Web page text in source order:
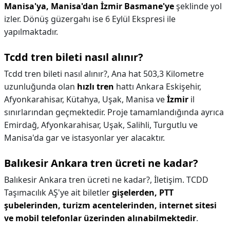
Manisa'ya, Manisa'dan İzmir Basmane'yeşeklinde yol
izler. Dönüş güzergahı ise 6 Eylül Ekspresi ile
yapılmaktadır.
Tcdd tren bileti nasıl alınır?
Tcdd tren bileti nasıl alınır?, Ana hat 503,3 Kilometre
uzunluğunda olan hızlı tren hattı Ankara Eskişehir,
Afyonkarahisar, Kütahya, Uşak, Manisa veİzmir il
sınırlarından geçmektedir. Proje tamamlandığında ayrıca
Emirdağ, Afyonkarahisar, Uşak, Salihli, Turgutlu ve
Manisa'da gar ve istasyonlar yer alacaktır.
Balıkesir Ankara tren ücreti ne kadar?
Balıkesir Ankara tren ücreti ne kadar?, İletişim. TCDD
Taşımacılık AŞ'ye ait biletlergişelerden, PTT
şubelerinden, turizm acentelerinden, internet sitesi
ve mobil telefonlar üzerinden alınabilmektedir.